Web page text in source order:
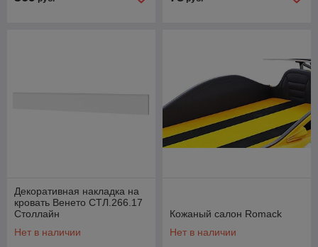
Декоративная накладка на
кровать Венето СТЛ.266.17
Столлайн
Нет в наличии
Кожаный салон Romack
Нет в наличии